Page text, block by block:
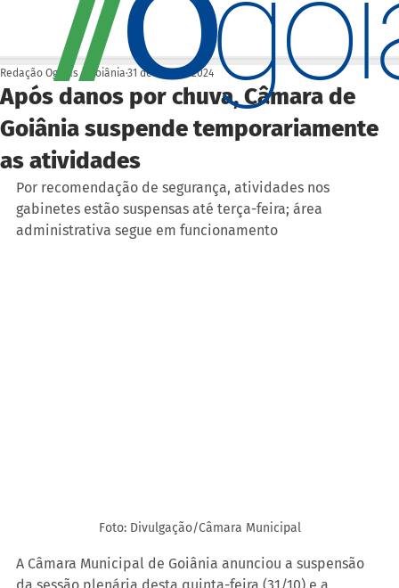
Após danos por chuva, Câmara de
Goiânia suspende temporariamente
as atividades
Redação Ogoiás | Goiânia 31 de out. de 2024
Por recomendação de segurança, atividades nos
gabinetes estão suspensas até terça-feira; área
administrativa segue em funcionamento
Foto: Divulgação/Câmara Municipal
A Câmara Municipal de Goiânia anunciou a suspensão